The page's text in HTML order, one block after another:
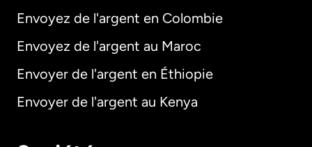
Envoyez de l'argent en Colombie
Envoyez de l'argent au Maroc
Envoyer de l'argent en Éthiopie
Envoyer de l'argent au Kenya